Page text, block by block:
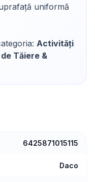
uniformă
Activități
Tăiere &
6425871015115
Daco